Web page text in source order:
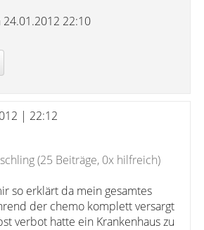
22:10
| 22:12
(25 Beiträge, 0x hilfreich)
so erklärt da mein gesamtes
der chemo komplett versargt
verbot hatte ein Krankenhaus zu